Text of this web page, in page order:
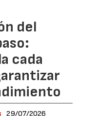
del
cada
29/07/2026